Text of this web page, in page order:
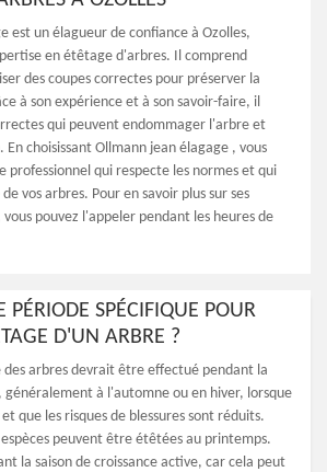
est un élagueur de confiance à Ozolles,
en étêtage d'arbres. Il comprend
des coupes correctes pour préserver la
à son expérience et à son savoir-faire, il
qui peuvent endommager l'arbre et
choisissant Ollmann jean élagage , vous
professionnel qui respecte les normes et qui
vos arbres. Pour en savoir plus sur ses
pouvez l'appeler pendant les heures de
PÉRIODE SPÉCIFIQUE POUR
D'UN ARBRE ?
arbres devrait être effectué pendant la
généralement à l'automne ou en hiver, lorsque
que les risques de blessures sont réduits.
peuvent être étêtées au printemps.
la saison de croissance active, car cela peut